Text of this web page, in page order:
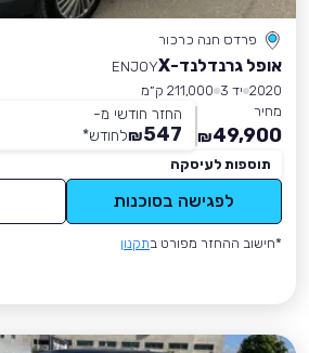
פרדס חנה כרכור
אופל גרנדלנד-X
ENJOY
2020 יד 3
211,000 ק״מ
מחיר
49,900
₪
החזר חודשי מ-
547
₪לחודש*
תוספות לעיסקה
לפגישה בסוכנות
*חישוב ההחזר מפורט בתקנון